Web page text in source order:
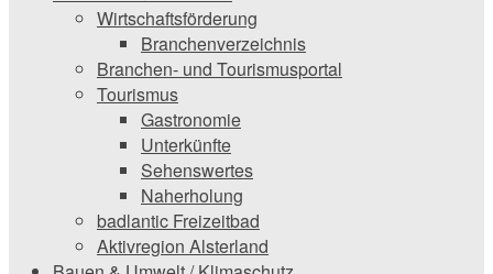
Wirtschaftsförderung
Branchenverzeichnis
Branchen- und Tourismusportal
Tourismus
Gastronomie
Unterkünfte
Sehenswertes
Naherholung
badlantic Freizeitbad
Aktivregion Alsterland